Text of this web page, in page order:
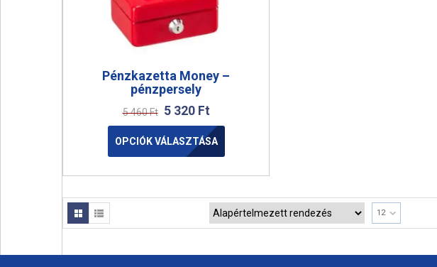
Pénzkazetta Money –
pénzpersely
5 460Ft 5 320 Ft
OPCIÓK VÁLASZTÁSA
12